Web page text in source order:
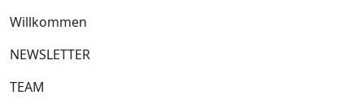
Willkommen
NEWSLETTER
TEAM